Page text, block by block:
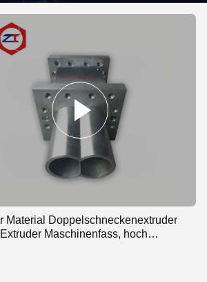
Material Doppelschneckenextruder
Maschinenfass, hoch